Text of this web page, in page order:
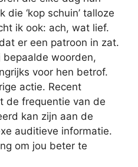
‘kop schuin’ talloze
ik ook: ach, wat lief.
er een patroon in zat.
woorden,
voor hen betrof.
actie. Recent
de frequentie van de
kan zijn aan de
auditieve informatie.
om jou beter te